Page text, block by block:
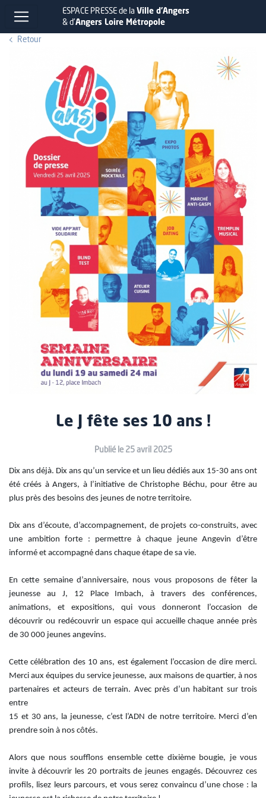
ESPACE PRESSE de la Ville d'Angers
& d'Angers Loire Métropole
Retour
Le J fête ses 10 ans !
Publié le 25 avril 2025
Dix ans déjà. Dix ans qu’un service et un lieu dédiés aux 15-30 ans ont
été créés à Angers, à l’initiative de Christophe Béchu, pour être au
plus près des besoins des jeunes de notre territoire.
Dix ans d’écoute, d’accompagnement, de projets co-construits, avec
une ambition forte : permettre à chaque jeune Angevin d’être
informé et accompagné dans chaque étape de sa vie.
En cette semaine d’anniversaire, nous vous proposons de fêter la
jeunesse au J, 12 Place Imbach, à travers des conférences,
animations, et expositions, qui vous donneront l’occasion de
découvrir ou redécouvrir un espace qui accueille chaque année près
de 30 000 jeunes angevins.
Cette célébration des 10 ans, est également l’occasion de dire merci.
Merci aux équipes du service jeunesse, aux maisons de quartier, à nos
partenaires et acteurs de terrain. Avec près d’un habitant sur trois
entre
15 et 30 ans, la jeunesse, c’est l’ADN de notre territoire. Merci d’en
prendre soin à nos côtés.
Alors que nous soufflons ensemble cette dixième bougie, je vous
invite à découvrir les 20 portraits de jeunes engagés. Découvrez ces
profils, lisez leurs parcours, et vous serez convaincu d’une chose : la